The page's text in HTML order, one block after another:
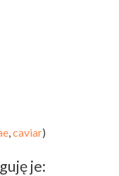
caviar)
je: